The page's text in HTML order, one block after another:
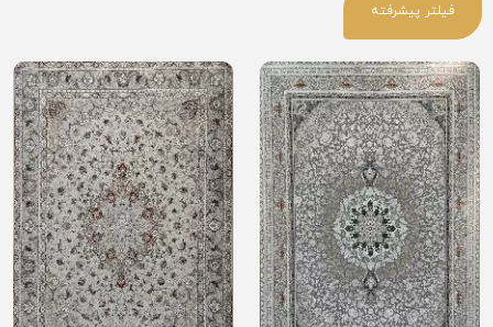
فیلتر پیشرفته